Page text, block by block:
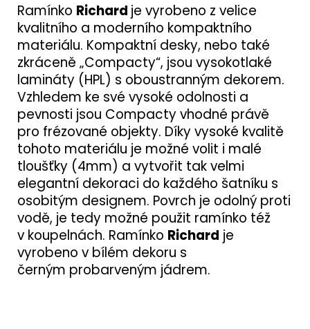
Ramínko Richard je vyrobeno z velice
kvalitního a moderního kompaktního
materiálu. Kompaktní desky, nebo také
zkráceně „Compacty“, jsou vysokotlaké
lamináty (HPL) s oboustranným dekorem.
Vzhledem ke své vysoké odolnosti a
pevnosti jsou Compacty vhodné právě
pro frézované objekty. Díky vysoké kvalitě
tohoto materiálu je možné volit i malé
tloušťky (4mm) a vytvořit tak velmi
elegantní dekoraci do každého šatníku s
osobitým designem. Povrch je odolný proti
vodě, je tedy možné použit ramínko též
v koupelnách. Ramínko Richard je
vyrobeno v bílém dekoru s
černým probarveným jádrem.